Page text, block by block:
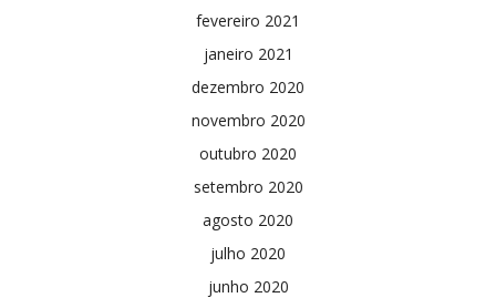
fevereiro 2021
janeiro 2021
dezembro 2020
novembro 2020
outubro 2020
setembro 2020
agosto 2020
julho 2020
junho 2020